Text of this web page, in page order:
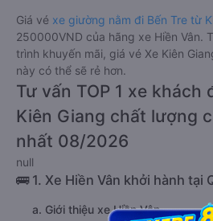
Giá vé xe giường nằm đi Bến Tre từ
250000VND của hãng xe Hiền Vân.
trình khuyến mãi, giá vé Xe Kiên
này có thể sẽ rẻ hơn.
Tư vấn TOP 1 xe khách
Kiên Giang chất lượng
nhất 08/2026
null
🚌 1. Xe Hiền Vân khởi hành tại
a. Giới thiệu xe Hiền Vân